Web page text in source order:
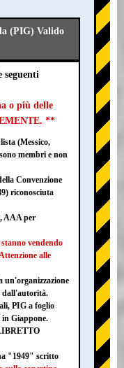
(PIG) Valido
seguenti
o più delle
**
(Messico,
membri e non
Convenzione
riconosciuta
AAA per
vendendo
alle
un'organizzazione
dall'autorità.
PIG a foglio
in Giappone.
"1949" scritto